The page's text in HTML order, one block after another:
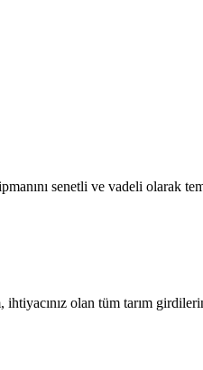
senetli ve vadeli olarak
olan tüm tarım